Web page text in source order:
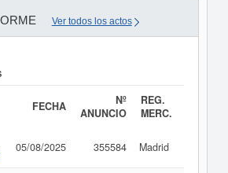
Ver todos los actos
FECHA
Nº
ANUNCIO
REG.
MERC.
05/08/2025 355584 Madrid